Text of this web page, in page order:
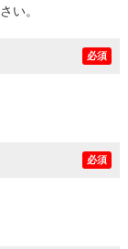
い。
必須
必須